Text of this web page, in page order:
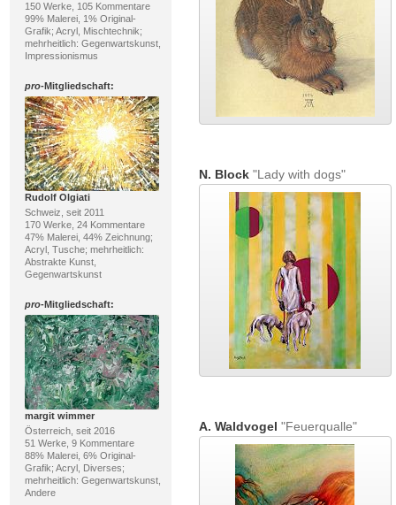
150 Werke, 105 Kommentare
99% Malerei, 1% Original-
Grafik; Acryl, Mischtechnik;
mehrheitlich: Gegenwartskunst,
Impressionismus
pro-Mitgliedschaft:
Rudolf Olgiati
Schweiz, seit 2011
170 Werke, 24 Kommentare
47% Malerei, 44% Zeichnung;
Acryl, Tusche; mehrheitlich:
Abstrakte Kunst,
Gegenwartskunst
pro-Mitgliedschaft:
margit wimmer
Österreich, seit 2016
51 Werke, 9 Kommentare
88% Malerei, 6% Original-
Grafik; Acryl, Diverses;
mehrheitlich: Gegenwartskunst,
Andere
N. Block"Lady with dogs"
A. Waldvogel "Feuerqualle"